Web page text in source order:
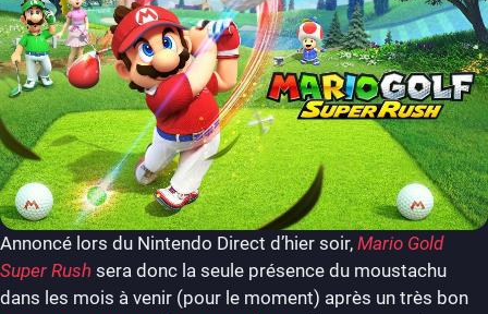
Annoncé lors du Nintendo Direct d’hier soir, Mario Gold
Super Rush sera donc la seule présence du moustachu
dans les mois à venir (pour le moment) après un très bon